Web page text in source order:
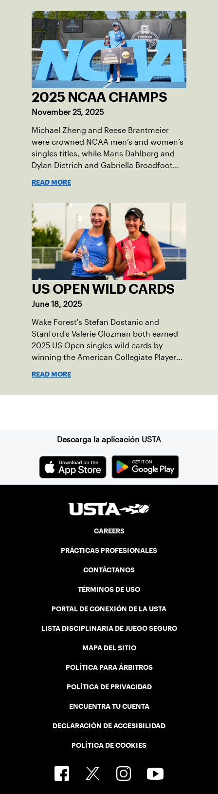
2025 NCAA CHAMPS
November 25, 2025
Michael Zheng and Reese Brantmeier
were crowned NCAA men’s and women’s
singles titles, while Mans Dahlberg and
Dylan Dietrich and Gabriella Broadfoot
READ MORE
US OPEN WILD CARDS
June 18, 2025
Wake Forest's Stefan Dostanic and
Stanford's Valerie Glozman both earned
2025 US Open singles wild cards by
winning the American Collegiate Player
READ MORE
Descarga la aplicación USTA
CAREERS
PRÁCTICAS PROFESIONALES
CONTÁCTANOS
TÉRMINOS DE USO
PORTAL DE CONEXIÓN DE LA USTA
LISTA DISCIPLINARIA DE JUEGO SEGURO
MAPA DEL SITIO
POLÍTICA PARA ÁRBITROS
POLÍTICA DE PRIVACIDAD
ENCUENTRA TU CUENTA
DECLARACIÓN DE ACCESIBILIDAD
POLÍTICA DE COOKIES